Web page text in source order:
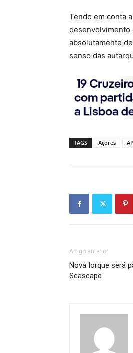
Tendo em conta
desenvolvimento
absolutamente
senso das
TAGS Açores
Artigo anterior
Nova Iorque será
Seascape